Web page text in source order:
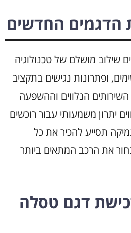
הדגמים החדשים
2025 מציעים שילוב מושלם של טכנולוגיה
ופתרונות נגישים בתקציב
השירותים הנלווים וההשפעה
יתרון משמעותי עבור רוכשים
תסייע להכיר את כל
את הרכב המתאים ביותר
דגם טסלה